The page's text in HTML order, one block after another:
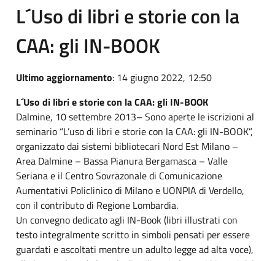
L´Uso di libri e storie con la
CAA: gli IN-BOOK
Ultimo aggiornamento: 14 giugno 2022, 12:50
L´Uso di libri e storie con la CAA: gli IN-BOOK
Dalmine, 10 settembre 2013– Sono aperte le iscrizioni al
seminario “L’uso di libri e storie con la CAA: gli IN-BOOK”,
organizzato dai sistemi bibliotecari Nord Est Milano –
Area Dalmine – Bassa Pianura Bergamasca – Valle
Seriana e il Centro Sovrazonale di Comunicazione
Aumentativi Policlinico di Milano e UONPIA di Verdello,
con il contributo di Regione Lombardia.
Un convegno dedicato agli IN-Book (libri illustrati con
testo integralmente scritto in simboli pensati per essere
guardati e ascoltati mentre un adulto legge ad alta voce),